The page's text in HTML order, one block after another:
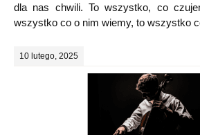
dla nas chwili. To wszystko, co
wszystko co o nim wiemy, to wszystko
10 lutego, 2025